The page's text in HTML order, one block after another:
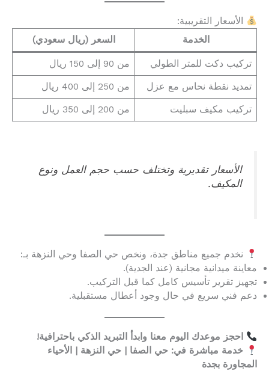
الأسعار التقريبية:
الخدمة
السعر (ريال سعودي)
تركيب دكت للمتر الطولي من 90 إلى 150 ريال
تمديد نقطة نحاس مع عزل من 250 إلى 400 ريال
تركيب مكيف سبليت من 200 إلى 350 ريال
الأسعار تقديرية وتختلف حسب حجم العمل ونوع
المكيف.
نخدم جميع مناطق جدة، ونخص حي الصفا وحي النزهة بـ:
معاينة ميدانية مجانية (عند الجدية).
تجهيز تقرير تأسيس كامل كما قبل التركيب.
دعم فني سريع في حال وجود أعطال مستقبلية.
احجز موعدك اليوم معنا وابدأ التبريد الذكي باحترافية!
خدمة مباشرة في: حي الصفا | حي النزهة | الأحياء
المجاورة بجدة